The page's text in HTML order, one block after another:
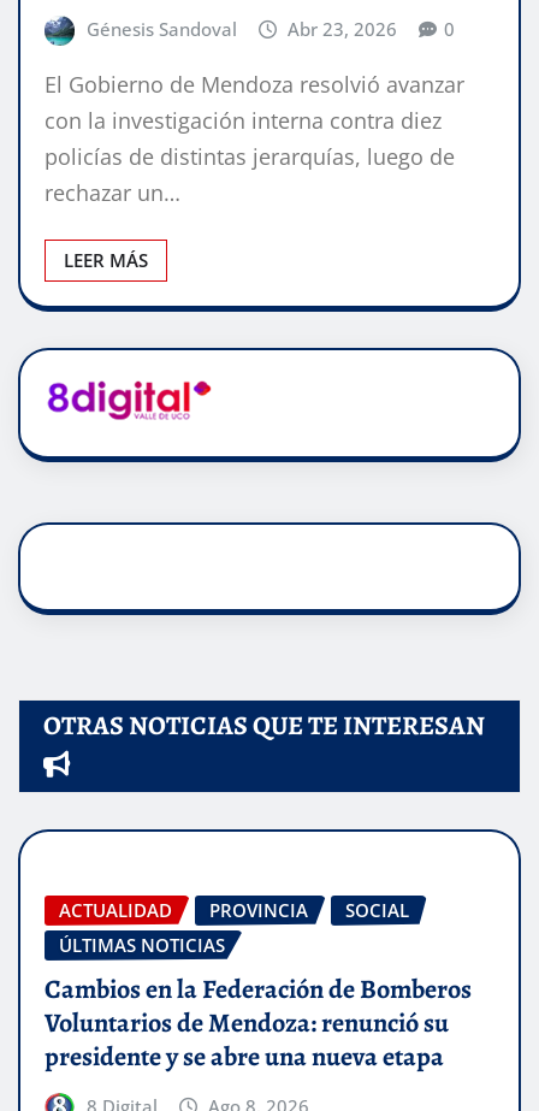
Génesis Sandoval Abr 23, 2026 0
El Gobierno de Mendoza resolvió avanzar
con la investigación interna contra diez
policías de distintas jerarquías, luego de
rechazar un…
LEER MÁS
OTRAS NOTICIAS QUE TE INTERESAN
ACTUALIDAD PROVINCIA
SOCIAL
ÚLTIMAS NOTICIAS
Cambios en la Federación de Bomberos
Voluntarios de Mendoza: renunció su
presidente y se abre una nueva etapa
8 Digital Ago 8, 2026